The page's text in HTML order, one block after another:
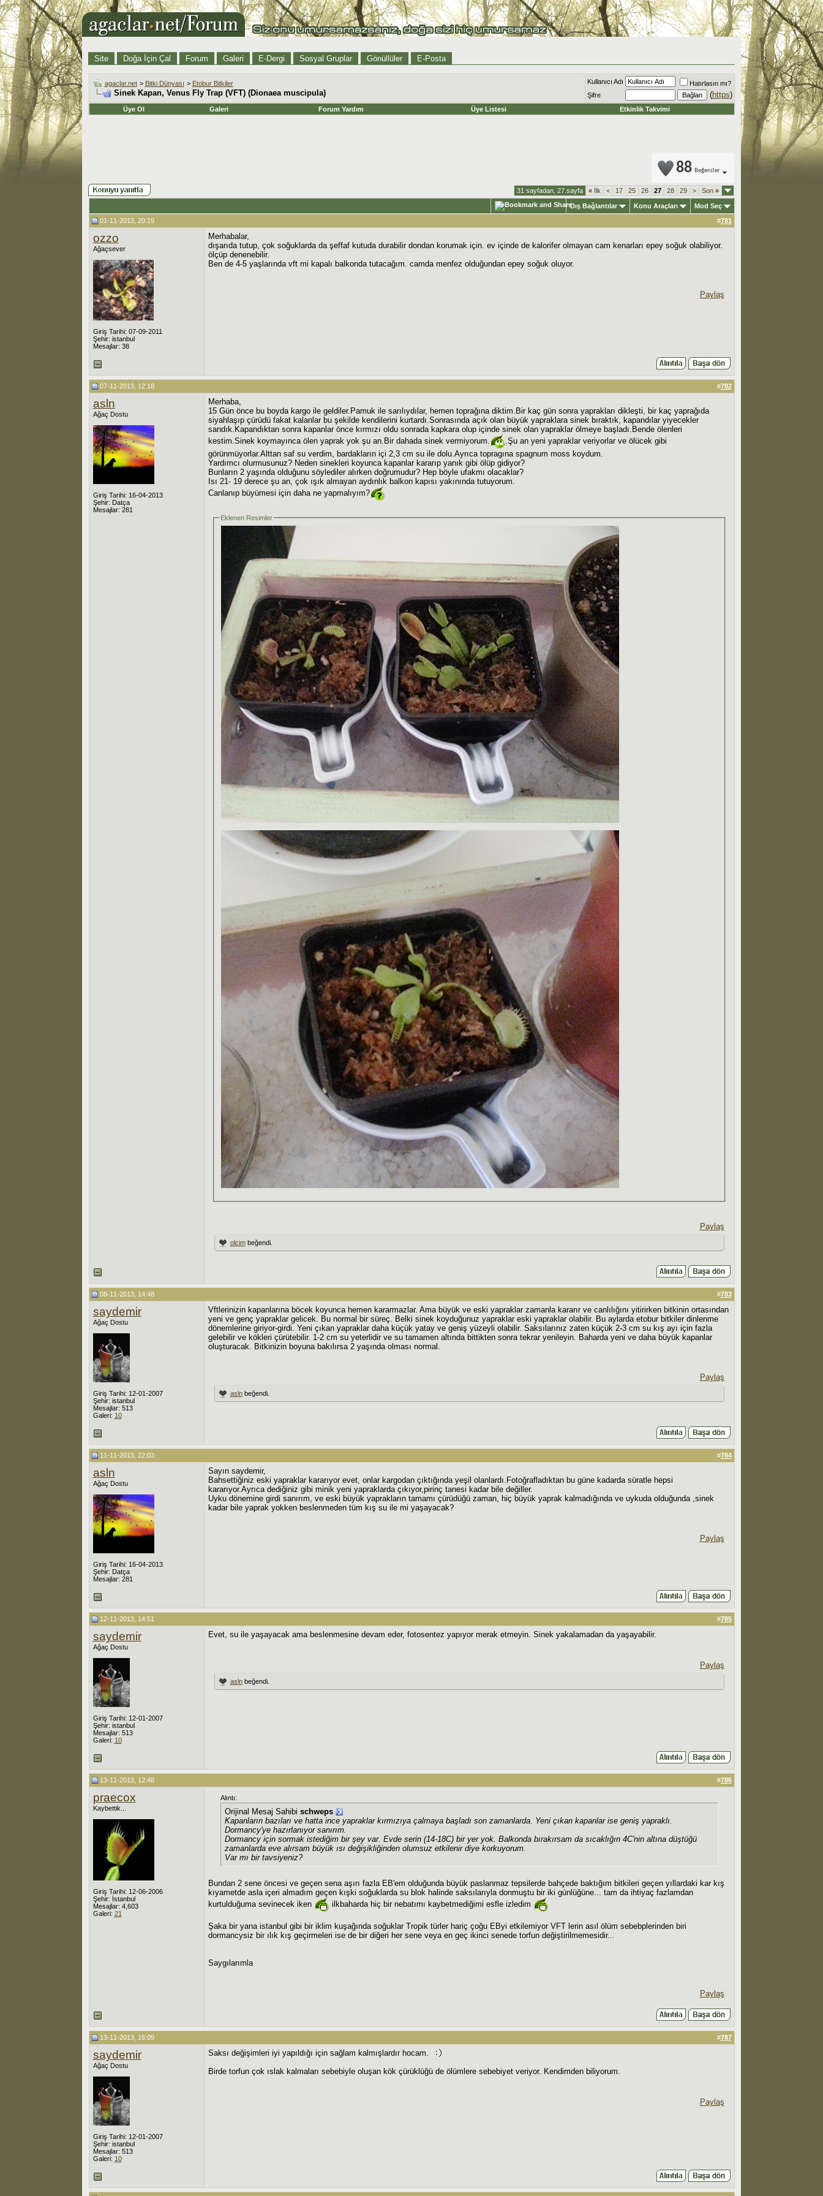
Site Doğa İçin Çal Forum Galeri E-Dergi Sosyal Gruplar Gönüllüler E-Posta
agaclar.net > Bitki Dünyası > Etobur Bitkiler
Sinek Kapan, Venus Fly Trap (VFT) (Dionaea muscipula)
Kullanıcı Adı
Hatırlasın mı?
Şifre
(https)
Üye Ol Galeri Forum Yardım Üye Listesi Etkinlik Takvimi
88 Beğeniler
31 sayfadan, 27.sayfa « İlk < 17 25 26 27 28 29 > Son»
Dış Bağlantılar Konu Araçları
Mod Seç
01-11-2013, 20:19
#781
ozzo
Ağaçsever
Giriş Tarihi: 07-09-2011
Şehir: istanbul
Mesajlar: 38
Merhabalar,
dışarıda tutup, çok soğuklarda da şeffaf kutuda durabilir dondan korumak için. ev içinde de kalorifer olmayan cam kenarları epey soğuk olabiliyor.
ölçüp denenebilir.
Ben de 4-5 yaşlarında vft mi kapalı balkonda tutacağım. camda menfez olduğundan epey soğuk oluyor.
Paylaş
07-11-2013, 12:18 #782
asln
Ağaç Dostu
Giriş Tarihi: 16-04-2013
Şehir: Datça
Mesajlar: 281
Merhaba,
15 Gün önce bu boyda kargo ile geldiler.Pamuk ile sarılıydılar, hemen toprağına diktim.Bir kaç gün sonra yaprakları dikleşti, bir kaç yaprağıda
siyahlaşıp çürüdü fakat kalanlar bu şekilde kendilerini kurtardı.Sonrasında açık olan büyük yapraklara sinek bıraktık, kapandılar yiyecekler
sandık.Kapandıktan sonra kapanlar önce kırmızı oldu sonrada kapkara olup içinde sinek olan yapraklar ölmeye başladı.Bende ölenleri
kestim.Sinek koymayınca ölen yaprak yok şu an.Bir dahada sinek vermiyorum.
.Şu an yeni yapraklar veriyorlar ve ölücek gibi
görünmüyorlar.Alttan saf su verdim, bardakların içi 2,3 cm su ile dolu.Ayrıca topragına spagnum moss koydum.
Yardımcı olurmusunuz? Neden sinekleri koyunca kapanlar kararıp yanık gibi ölüp gidiyor?
Bunların 2 yaşında olduğunu söylediler alırken doğrumudur? Hep böyle ufakmı olacaklar?
Isı 21- 19 derece şu an, çok ışık almayan aydınlık balkon kapısı yakınında tutuyorum.
Canlanıp büyümesi için daha ne yapmalıyım?
Eklenen Resimler
Paylaş
olcimbeğendi.
08-11-2013, 14:48 #783
saydemir
Ağaç Dostu
Giriş Tarihi: 12-01-2007
Şehir: istanbul
Mesajlar: 513
Galeri: 10
Vftlerinizin kapanlarına böcek koyunca hemen kararmazlar. Ama büyük ve eski yapraklar zamanla kararır ve canlılığını yitirirken bitkinin ortasından
yeni ve genç yapraklar gelicek. Bu normal bir süreç. Belki sinek koyduğunuz yapraklar eski yapraklar olabilir. Bu aylarda etobur bitkiler dinlenme
dönemlerine giriyor-girdi. Yeni çıkan yapraklar daha küçük yatay ve geniş yüzeyli olabilir. Saksılarınız zaten küçük 2-3 cm su kış ayı için fazla
gelebilir ve kökleri çürütebilir. 1-2 cm su yeterlidir ve su tamamen altında bittikten sonra tekrar yenileyin. Baharda yeni ve daha büyük kapanlar
oluşturacak. Bitkinizin boyuna bakılırsa 2 yaşında olması normal.
Paylaş
aslnbeğendi.
11-11-2013, 22:03 #784
asln
Ağaç Dostu
Giriş Tarihi: 16-04-2013
Şehir: Datça
Mesajlar: 281
Sayın saydemir,
Bahsettiğiniz eski yapraklar kararıyor evet, onlar kargodan çıktığında yeşil olanlardı.Fotoğrafladıktan bu güne kadarda süratle hepsi
kararıyor.Ayrıca dediğiniz gibi minik yeni yapraklarda çıkıyor,pirinç tanesi kadar bile değiller.
Uyku dönemine girdi sanırım, ve eski büyük yaprakların tamamı çürüdüğü zaman, hiç büyük yaprak kalmadığında ve uykuda olduğunda ,sinek
kadar bile yaprak yokken beslenmeden tüm kış su ile mi yaşayacak?
Paylaş
12-11-2013, 14:51 #785
saydemir
Ağaç Dostu
Giriş Tarihi: 12-01-2007
Şehir: istanbul
Mesajlar: 513
Galeri: 10
Evet, su ile yaşayacak ama beslenmesine devam eder, fotosentez yapıyor merak etmeyin. Sinek yakalamadan da yaşayabilir.
Paylaş
aslnbeğendi.
13-11-2013, 12:48 #786
praecox
Kaybettik...
Giriş Tarihi: 12-06-2006
Şehir: İstanbul
Mesajlar: 4,603
Galeri: 21
Alıntı:
Orijinal Mesaj Sahibi schweps
Kapanların bazıları ve hatta ince yapraklar kırmızıya çalmaya başladı son zamanlarda. Yeni çıkan kapanlar ise geniş yapraklı.
Dormancy'ye hazırlanıyor sanırım.
Dormancy için sormak istediğim bir şey var. Evde serin (14-18C) bir yer yok. Balkonda bırakırsam da sıcaklığın 4C'nin altına düştüğü
zamanlarda eve alırsam büyük ısı değişikliğinden olumsuz etkilenir diye korkuyorum.
Var mı bir tavsiyeniz?
Bundan 2 sene öncesi ve geçen sena aşırı fazla EB'em olduğunda büyük paslanmaz tepsilerde bahçede baktığım bitkileri geçen yıllardaki kar kış
kıyametde asla içeri almadım geçen kışki soğuklarda su blok halinde saksılarıyla donmuştu bir iki günlüğüne... tam da ihtiyaç fazlamdan
kurtulduğuma sevinecek iken
ilkbaharda hiç bir nebatımı kaybetmediğimi esfle izledim
Şaka bir yana istanbul gibi bir iklim kuşağında soğuklar Tropik türler hariç çoğu EByi etkilemiyor VFT lerin asıl ölüm sebebplerinden biri
dormancysiz bir ılık kış geçirmeleri ise de bir diğeri her sene veya en geç ikinci senede torfun değiştirilmemesidir...
Saygılarımla
Paylaş
13-11-2013, 16:09 #787
saydemir
Ağaç Dostu
Giriş Tarihi: 12-01-2007
Şehir: istanbul
Mesajlar: 513
Galeri: 10
Saksı değişimleri iyi yapıldığı için sağlam kalmışlardır hocam.
Birde torfun çok ıslak kalmaları sebebiyle oluşan kök çürüklüğü de ölümlere sebebiyet veriyor. Kendimden biliyorum.
Paylaş